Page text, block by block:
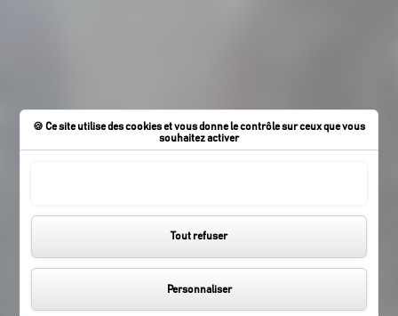
Ce site utilise des cookies et vous donne le contrôle sur ceux que vous
souhaitez activer
Tout refuser
Personnaliser
Particuliers